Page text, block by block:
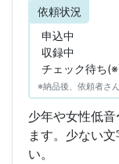
依頼状況
申込中
収録中
チェック待ち
※納品後、依頼者さ
少年や女性低
ます。少ない
い。